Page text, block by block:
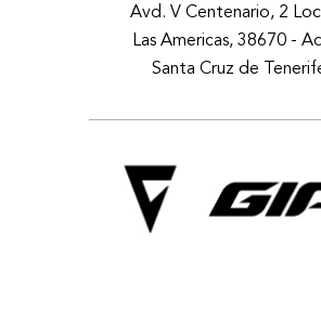
Avd. V Centenario, 2
Las Americas, 38670 -
Santa Cruz de